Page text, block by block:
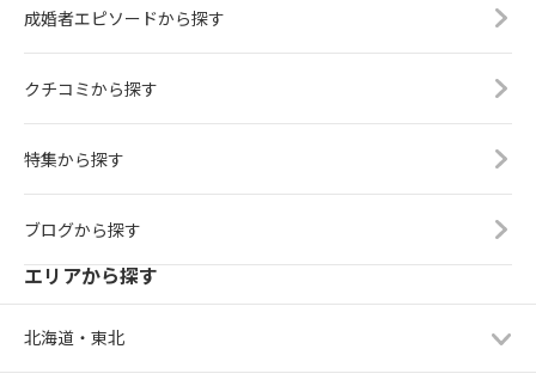
成婚者エピソードから探す
クチコミから探す
特集から探す
ブログから探す
エリアから探す
北海道・東北